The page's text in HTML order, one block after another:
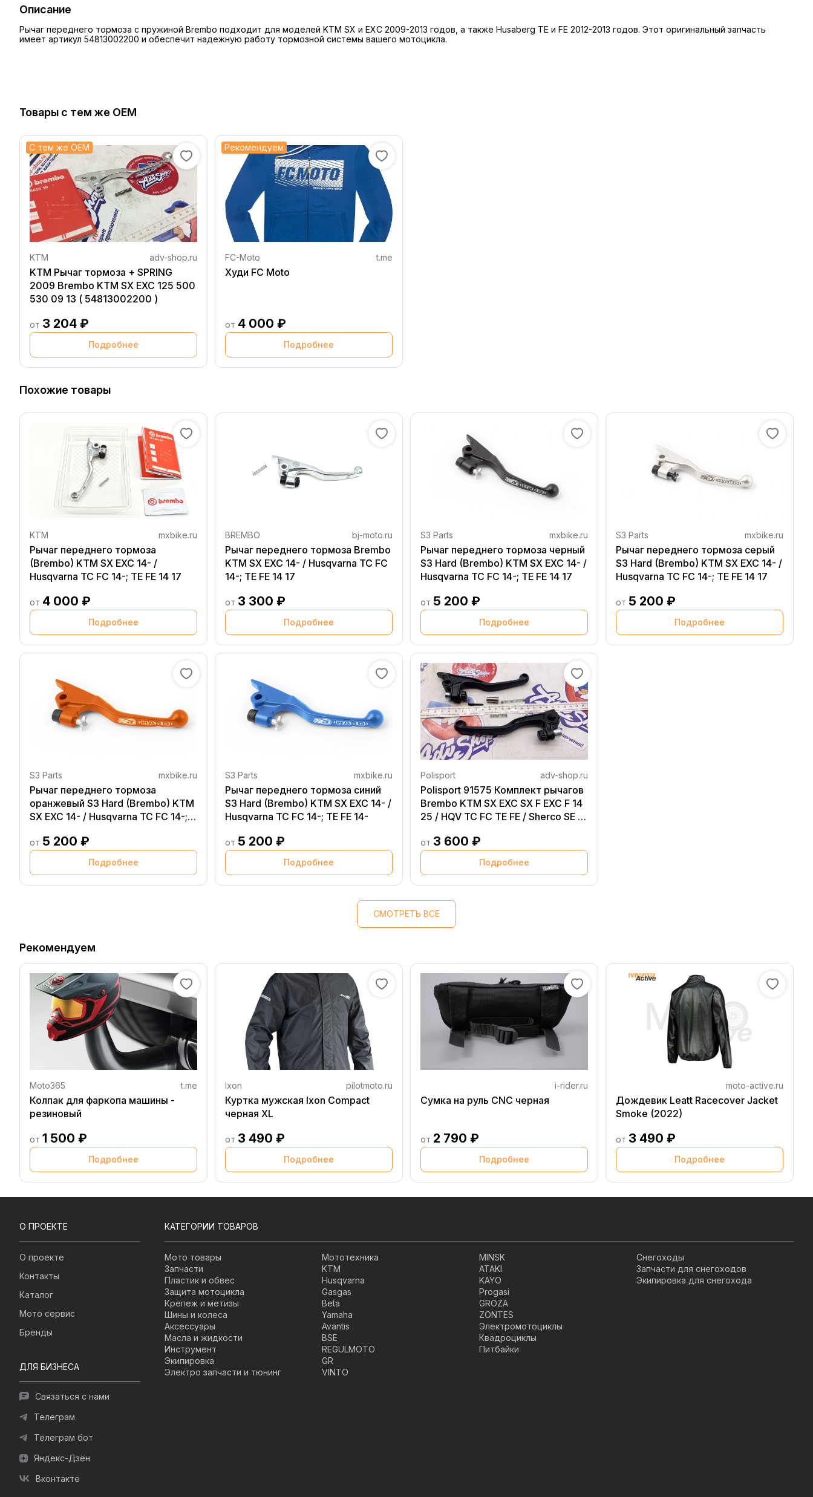
Описание
Рычаг переднего тормоза с пружиной Brembo подходит для моделей KTM SX и EXC 2009-2013 годов, а также Husaberg TE и FE 2012-2013 годов. Этот оригинальный запчасть
имеет артикул 54813002200 и обеспечит надежную работу тормозной системы вашего мотоцикла.
Товары с тем же OEM
С тем же OEM
KTM adv-shop.ru
KTM Рычаг тормоза + SPRING
2009 Brembo KTM SX EXC 125 500
530 09 13 ( 54813002200 )
от 3 204 ₽
Подробнее
Рекомендуем
FC-Moto t.me
Худи FC Moto
от 4 000 ₽
Подробнее
Похожие товары
KTM mxbike.ru
Рычаг переднего тормоза
(Brembo) KTM SX EXC 14- /
Husqvarna TC FC 14-; TE FE 14 17
от 4 000 ₽
Подробнее
BREMBO bj-moto.ru
Рычаг переднего тормоза Brembo
KTM SX EXC 14- / Husqvarna TC FC
14-; TE FE 14 17
от 3 300 ₽
Подробнее
S3 Parts mxbike.ru
Рычаг переднего тормоза черный
S3 Hard (Brembo) KTM SX EXC 14- /
Husqvarna TC FC 14-; TE FE 14 17
от 5 200 ₽
Подробнее
S3 Parts mxbike.ru
Рычаг переднего тормоза серый
S3 Hard (Brembo) KTM SX EXC 14- /
Husqvarna TC FC 14-; TE FE 14 17
от 5 200 ₽
Подробнее
S3 Parts mxbike.ru
Рычаг переднего тормоза
оранжевый S3 Hard (Brembo) KTM
SX EXC 14- / Husqvarna TC FC 14-;
от 5 200 ₽
Подробнее
S3 Parts mxbike.ru
Рычаг переднего тормоза синий
S3 Hard (Brembo) KTM SX EXC 14- /
Husqvarna TC FC 14-; TE FE 14-
от 5 200 ₽
Подробнее
Polisport adv-shop.ru
Polisport 91575 Комплект рычагов
Brembo KTM SX EXC SX F EXC F 14
25 / HQV TC FC TE FE / Sherco SE R
от 3 600 ₽
Подробнее
СМОТРЕТЬ ВСЕ
Рекомендуем
Moto365 t.me
Колпак для фаркопа машины -
резиновый
от 1 500 ₽
Подробнее
Ixon pilotmoto.ru
Куртка мужская Ixon Compact
черная XL
от 3 490 ₽
Подробнее
i-rider.ru
Сумка на руль CNC черная
от 2 790 ₽
Подробнее
moto-active.ru
Дождевик Leatt Racecover Jacket
Smoke (2022)
от 3 490 ₽
Подробнее
О ПРОЕКТЕ
О проекте
Контакты
Каталог
Мото сервис
Бренды
ДЛЯ БИЗНЕСА
Связаться с нами
Телеграм
Телеграм бот
Яндекс-Дзен
Вконтакте
КАТЕГОРИИ ТОВАРОВ
Мото товары
Запчасти
Пластик и обвес
Защита мотоцикла
Крепеж и метизы
Шины и колеса
Аксессуары
Масла и жидкости
Инструмент
Экипировка
Электро запчасти и тюнинг
Мототехника
KTM
Husqvarna
Gasgas
Beta
Yamaha
Avantis
BSE
REGULMOTO
GR
VINTO
MINSK
ATAKI
KAYO
Progasi
GROZA
ZONTES
Электромотоциклы
Квадроциклы
Питбайки
Снегоходы
Запчасти для снегоходов
Экипировка для снегохода